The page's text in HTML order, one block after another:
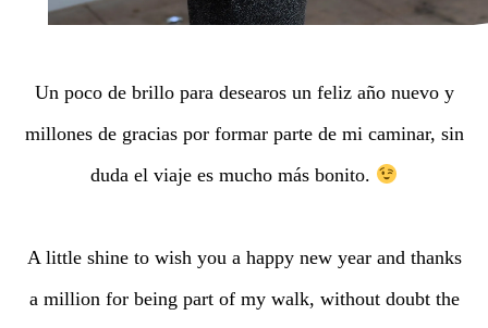
Un poco de brillo para desearos un feliz año nuevo y
millones de gracias por formar parte de mi caminar, sin
duda el viaje es mucho más bonito.
A little shine to wish you a happy new year and thanks
a million for being part of my walk, without doubt the